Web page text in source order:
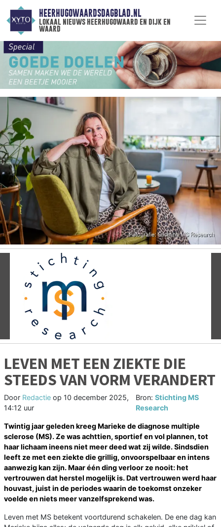
HEERHUGOWAARDSDAGBLAD.NL
lokaal nieuws heerhugowaard en dijk en
waard
Vorige
LEVEN MET EEN ZIEKTE DIE
STEEDS VAN VORM VERANDERT
Door Redactie op 10 december 2025,
14:12 uur
Bron: Stichting MS
Research
Twintig jaar geleden kreeg Marieke de diagnose multiple
sclerose (MS). Ze was achttien, sportief en vol plannen, tot
haar lichaam ineens niet meer deed wat zij wilde. Sindsdien
leeft ze met een ziekte die grillig, onvoorspelbaar en intens
aanwezig kan zijn. Maar één ding verloor ze nooit: het
vertrouwen dat herstel mogelijk is. Dat vertrouwen werd haar
houvast, juist in de periodes waarin de toekomst onzeker
voelde en niets meer vanzelfsprekend was.
Leven met MS betekent voortdurend schakelen. De ene dag kan